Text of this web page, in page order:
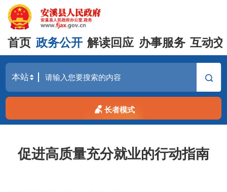
首页 政务公开 解读回应 办事服务 互动
长者模式
促进高质量充分就业的行动指南